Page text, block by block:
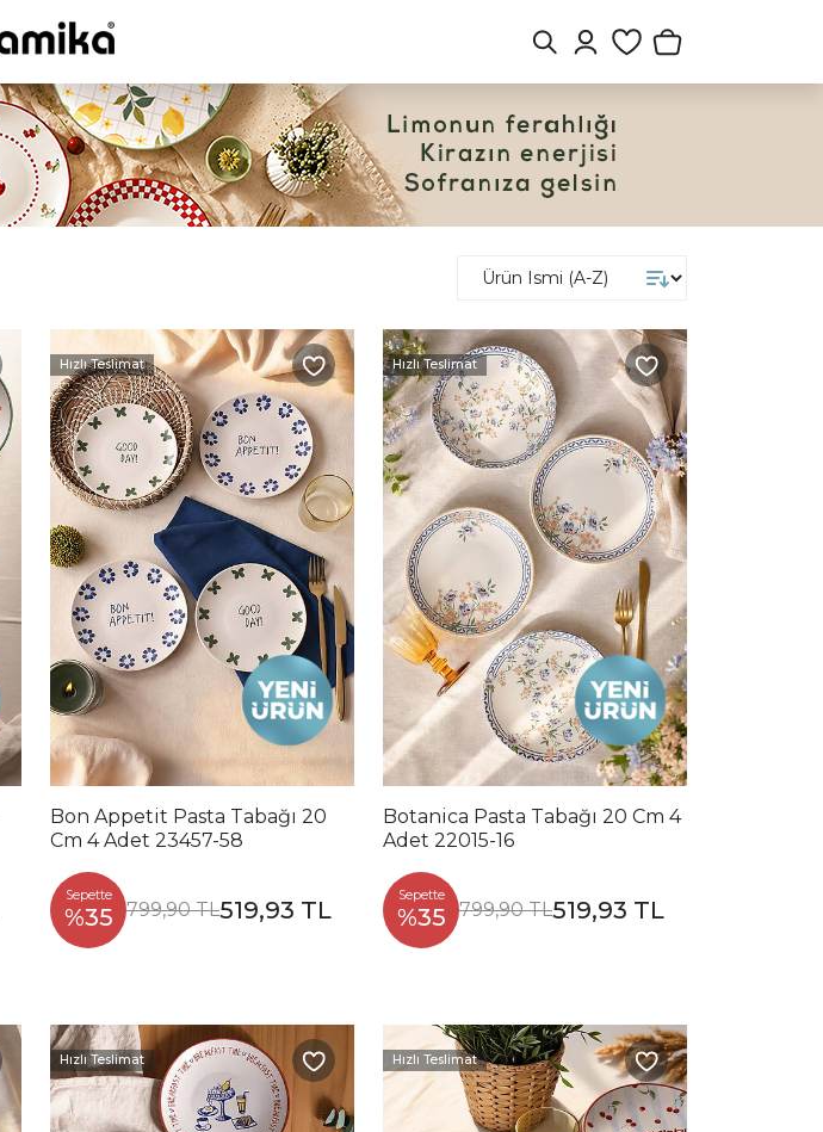
Hızlı Teslimat
Bon Appetit Pasta Tabağı 20
Cm 4 Adet 23457-58
Sepette
%35 799,90 TL519,93 TL
Hızlı Teslimat
Botanica Pasta Tabağı 20 Cm 4
Adet 22015-16
Sepette
%35 799,90 TL519,93 TL
Hızlı Teslimat Hızlı Teslimat